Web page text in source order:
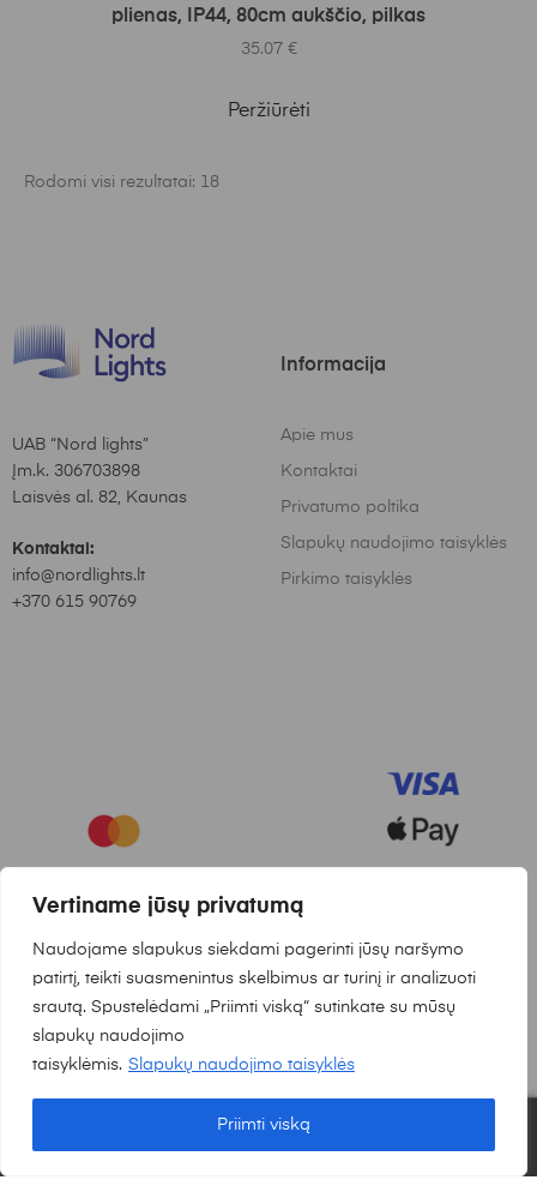
Vertiname jūsų privatumą
Naudojame slapukus siekdami pagerinti jūsų naršymo
patirtį, teikti suasmenintus skelbimus ar turinį ir analizuoti
srautą. Spustelėdami „Priimti viską“ sutinkate su mūsų
slapukų naudojimo
taisyklėmis. Slapukų naudojimo taisyklės
Priimti viską
plienas, IP44, 80cm aukščio, pilkas
35.07 €
Peržiūrėti
Rodomi visi rezultatai: 18
UAB “Nord lights”
Įm.k. 306703898
Laisvės al. 82, Kaunas
Kontaktai:
info@nordlights.lt
+370 615 90769
Informacija
Apie mus
Kontaktai
Privatumo poltika
Slapukų naudojimo taisyklės
Pirkimo taisyklės
© 2025Nordlights.ltVisos teisės saugomos. Sukurta: